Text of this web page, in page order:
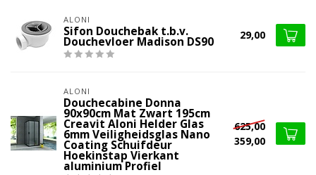
ALONI
Sifon Douchebak t.b.v.
Douchevloer Madison DS90 29,00
ALONI
Douchecabine Donna
90x90cm Mat Zwart 195cm
Creavit Aloni Helder Glas
6mm Veiligheidsglas Nano
Coating Schuifdeur
Hoekinstap Vierkant
aluminium Profiel
625,00
359,00